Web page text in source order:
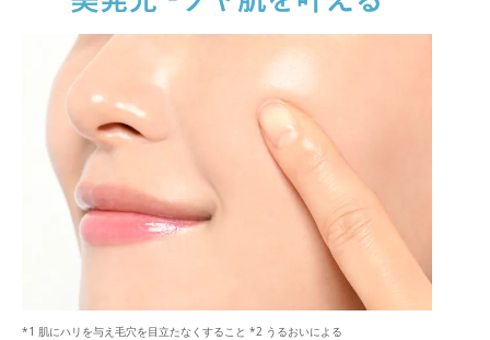
*1 肌にハリを与え毛穴を目立たなくすること *2 うるおいによる